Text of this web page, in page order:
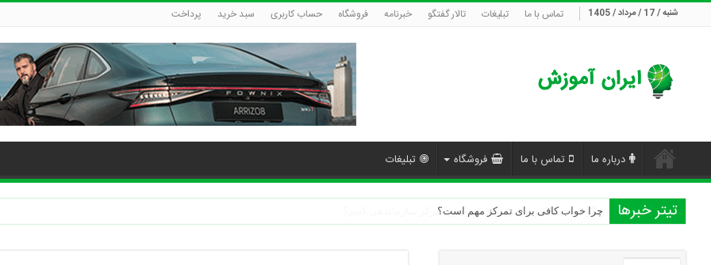
شنبه / 17 / مرداد / 1405 تماس با ما تبلیغات تالار گفتگو خبرنامه فروشگاه حساب کاربری سبد خرید پرداخت
درباره ما تماس با ما فروشگاه تبلیغات
تیتر خبرها چرا خواب کافی برای تمرکز مهم است؟